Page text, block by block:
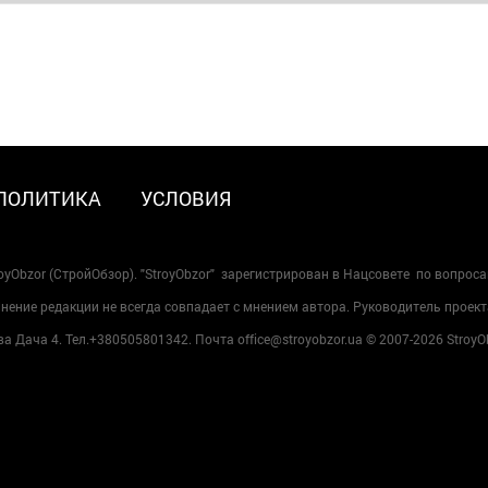
УСЛОВИЯ
(СтройОбзор). "StroyObzor" зарегистрирован в Нацсовете по
редакции не всегда совпадает с мнением автора. Руководитель
Дача 4. Тел.+380505801342. Почта office@stroyobzor.ua © 2007-2026